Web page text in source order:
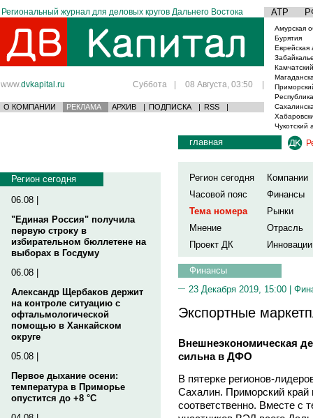
Региональный журнал для деловых кругов Дальнего Востока АТР
www.dvkapital.ru Суббота | 08 Августа, 03:50 |
О КОМПАНИИ РЕКЛАМА АРХИВ | ПОДПИСКА | RSS |
Амурская
Бурятия
Еврейская
Чукотский
Регион сегодня
06.08 |
"Единая Россия" получила
первую строку в
избирательном бюллетене на
выборах в Госдуму
06.08 |
Александр Щербаков держит
на контроле ситуацию с
офтальмологической
помощью в Ханкайском
округе
05.08 |
Первое дыхание осени:
температура в Приморье
опустится до +8 °C
главная
Регион сегодня
Компании
Часовой пояс
Финансы
Тема номера
Рынки
Мнение
Отрасль
Проект ДК
Инновации
Финансы
23 Декабря 2019, 15:00 |
Экспортные
Внешнеэкономическая
сильна в ДФО
В пятерке регионов-
Сахалин. Приморский край
соответственно. Вместе с